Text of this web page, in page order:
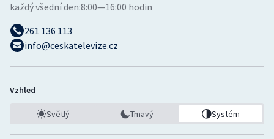
každý všední den:8:00—16:00 hodin
261 136 113
info@ceskatelevize.cz
Vzhled
Světlý Tmavý Systém